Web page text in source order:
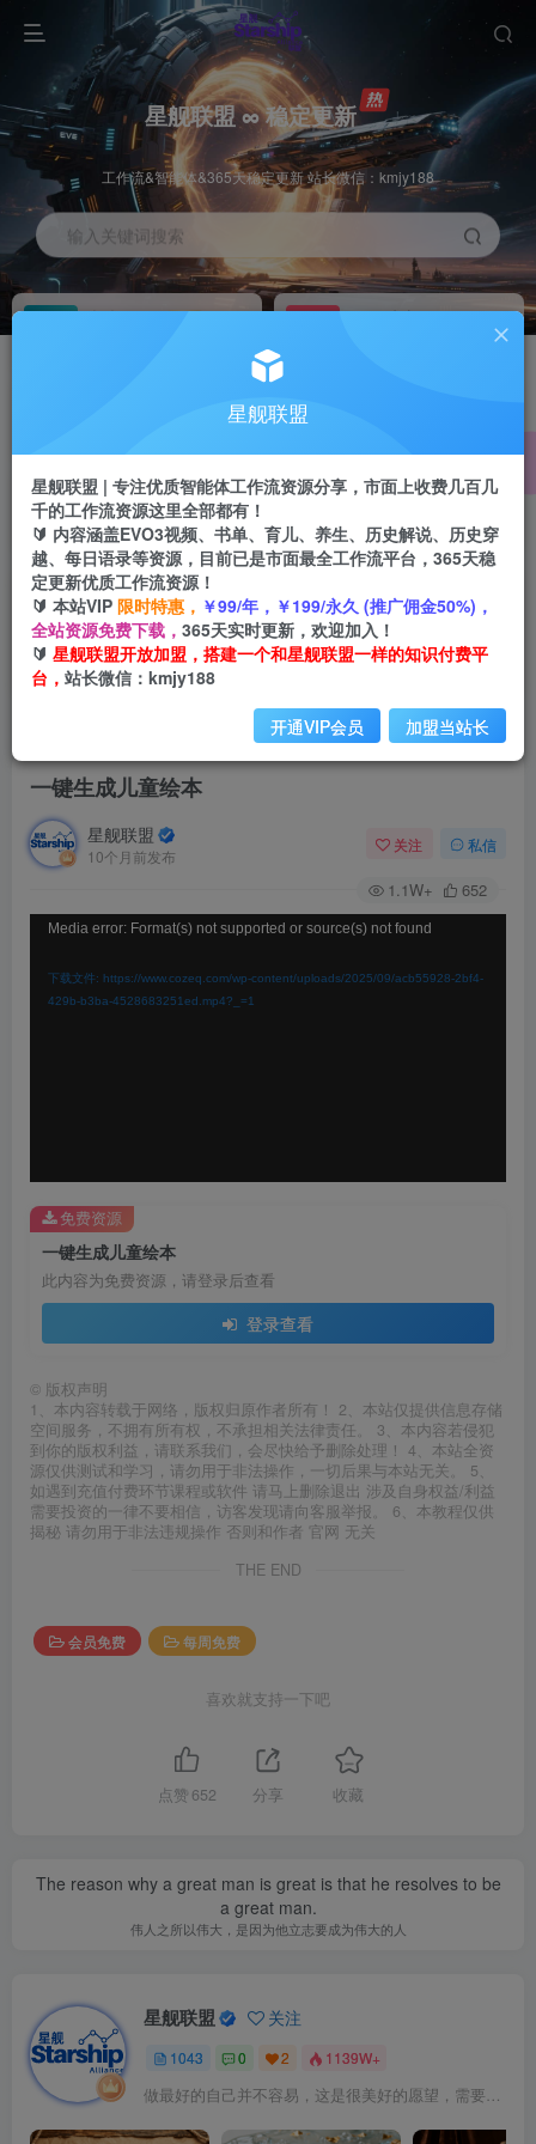
星舰联盟 ∞ 稳定更新
工作流&智能体&365天稳定更新 站长微信：kmjy188
输入关键词搜索
加入会员 工作流主页
每周免费工作流体验
站长招募
推荐
项目周期预估10年
一键生成儿童绘本
星舰联盟
10个月前发布
关注 私信
1.1W+ 652
Media error: Format(s) not supported or source(s) not found
下载文件: https://www.cozeq.com/wp-content/uploads/2025/09/acb55928-2bf4-
429b-b3ba-4528683251ed.mp4?_=1
一键生成儿童绘本
此内容为免费资源，请登录后查看
登录查看
免费资源
© 版权声明
1、本内容转载于网络，版权归原作者所有！ 2、本站仅提供信息存储
空间服务，不拥有所有权，不承担相关法律责任。 3、本内容若侵犯
到你的版权利益，请联系我们，会尽快给予删除处理！ 4、本站全资
源仅供测试和学习，请勿用于非法操作，一切后果与本站无关。 5、
如遇到充值付费环节课程或软件 请马上删除退出 涉及自身权益/利益
需要投资的一律不要相信，访客发现请向客服举报。 6、本教程仅供
揭秘 请勿用于非法违规操作 否则和作者 官网 无关
THE END
会员免费 每周免费
喜欢就支持一下吧
点赞 652 分享 收藏
The reason why a great man is great is that he resolves to be
a great man.
伟人之所以伟大，是因为他立志要成为伟大的人
星舰联盟 关注
1043 0 2 1139W+
做最好的自己并不容易，这是很美好的愿望，需要耐心、坚持和毅力
星舰联盟
星舰联盟 | 专注优质智能体工作流资源分享，市面上收费几百几
千的工作流资源这里全部都有！
🔰 内容涵盖EVO3视频、书单、育儿、养生、历史解说、历史穿
越、每日语录等资源，目前已是市面最全工作流平台，365天稳
定更新优质工作流资源！
🔰 本站VIP 限时特惠， ￥99/年，￥199/永久 (推广佣金50%)，
全站资源免费下载， 365天实时更新，欢迎加入！
🔰 星舰联盟开放加盟，搭建一个和星舰联盟一样的知识付费平
台， 站长微信：kmjy188
开通VIP会员 加盟当站长